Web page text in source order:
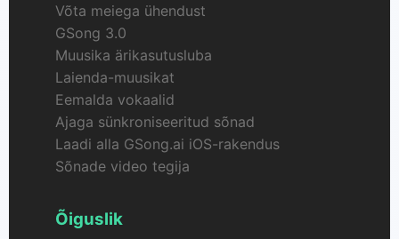
Võta meiega ühendust
GSong 3.0
Muusika ärikasutusluba
Laienda-muusikat
Eemalda vokaalid
Ajaga sünkroniseeritud sõnad
Laadi alla GSong.ai iOS-rakendus
Sõnade video tegija
Õiguslik